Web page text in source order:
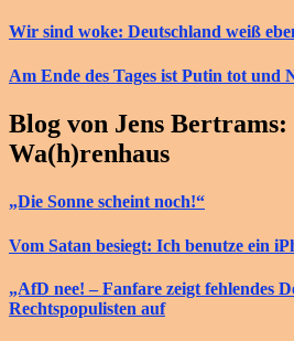
Wir sind woke: Deutschland weiß
Am Ende des Tages ist Putin tot und
Blog von Jens
Wa(h)renhaus
„Die Sonne scheint noch!“
Vom Satan besiegt: Ich benutze ein
„AfD nee! – Fanfare zeigt fehlendes
Rechtspopulisten auf